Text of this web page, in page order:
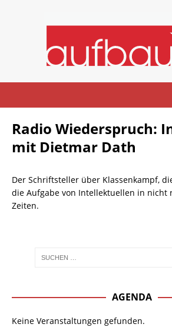
Radio Wiederspruch:
mit Dietmar Dath
Der Schriftsteller über Klassenkampf,
die Aufgabe von Intellektuellen in nicht
Zeiten.
AGENDA
Keine Veranstaltungen gefunden.